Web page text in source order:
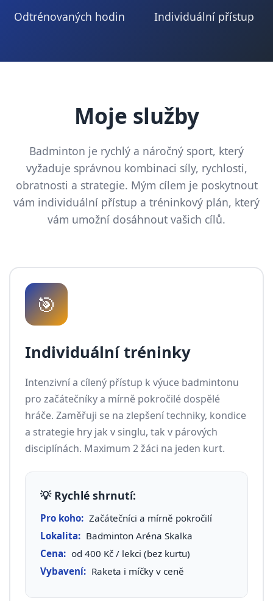
Odtrénovaných hodin Individuální přístup
Moje služby
Badminton je rychlý a náročný sport, který
vyžaduje správnou kombinaci síly, rychlosti,
obratnosti a strategie. Mým cílem je poskytnout
vám individuální přístup a tréninkový plán, který
vám umožní dosáhnout vašich cílů.
🎯
Individuální tréninky
Intenzivní a cílený přístup k výuce badmintonu
pro začátečníky a mírně pokročilé dospělé
hráče. Zaměřuji se na zlepšení techniky, kondice
a strategie hry jak v singlu, tak v párových
disciplínách. Maximum 2 žáci na jeden kurt.
💡 Rychlé shrnutí:
Pro koho: Začátečníci a mírně pokročilí
Lokalita: Badminton Aréna Skalka
Cena: od 400 Kč / lekci (bez kurtu)
Vybavení: Raketa i míčky v ceně